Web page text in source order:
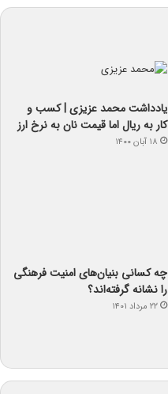
یادداشت‌ محمد عزیزی | کسب و
کار به ریال اما قیمت نان به نرخ ارز
۱۸ آبان ۱۴۰۰
چه کسانی بنیان‌های امنیت فرهنگی
را نشانه گرفته‌اند؟
۲۲ مرداد ۱۴۰۱